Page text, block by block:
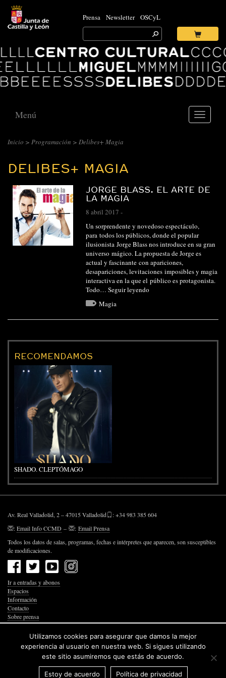
Prensa Newsletter OSCyL
Search
for:
Ok
Centro
Cultural
Miguel
Delibes
Toggle
Menú
CENTRO
MIGUEL
DELIBES
::
ARCHIVO
Inicio > Programación > Delibes+ Magia
DELIBES+ MAGIA
JORGE BLASS. EL ARTE DE
LA MAGIA
8 abril 2017 -
Un sorprendente y novedoso espectáculo,
para todos los públicos, donde el popular
ilusionista Jorge Blass nos introduce en su gran
universo mágico. La propuesta de Jorge es
actual y fascinante con apariciones,
desapariciones, levitaciones imposibles y magia
interactiva en la que el público es protagonista.
Todo… Seguir leyendo
Magia
RECOMENDAMOS
SHADO. CLEPTÓMAGO
Av. Real Valladolid, 2 – 47015 Valladolid
: +34 983 385 604
:Email Info CCMD – : Email Prensa
Todos los datos de salas, programas, fechas e intérpretes que aparecen, son susceptibles
de modificaciones.
Ir a entradas y abonos
Espacios
Información
Contacto
Sobre prensa
Política de Privacidad
Política de Cookies
Accesibilidad Web
Utilizamos cookies para asegurar que damos la mejor
experiencia al usuario en nuestra web. Si sigues utilizando
este sitio asumiremos que estás de acuerdo.
Estoy de acuerdo Política de privacidad